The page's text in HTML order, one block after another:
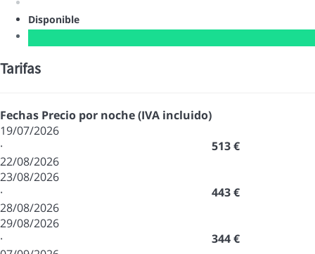
Disponible
Tarifas
Fechas Precio por noche (IVA incluido)
19/07/2026
·
22/08/2026
513 €
23/08/2026
·
28/08/2026
443 €
29/08/2026
·
344 €